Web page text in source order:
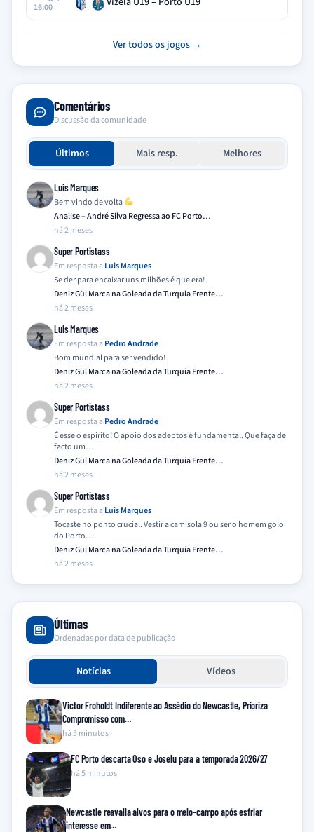
16:00
Ver todos os jogos →
Comentários
Discussão da comunidade
Últimos Mais resp. Melhores
Luis Marques
Bem vindo de volta
Analise – André Silva Regressa ao FC Porto…
há 2 meses
Super Portistass
Em resposta a Luis Marques
Se der para encaixar uns milhões é que era!
Deniz Gül Marca na Goleada da Turquia Frente…
há 2 meses
Luis Marques
Em resposta a Pedro Andrade
Bom mundial para ser vendido!
Deniz Gül Marca na Goleada da Turquia Frente…
há 2 meses
Super Portistass
Em resposta a Pedro Andrade
É esse o espírito! O apoio dos adeptos é fundamental. Que faça de
facto um…
Deniz Gül Marca na Goleada da Turquia Frente…
há 2 meses
Super Portistass
Em resposta a Luis Marques
Tocaste no ponto crucial. Vestir a camisola 9 ou ser o homem golo
do Porto…
Deniz Gül Marca na Goleada da Turquia Frente…
há 2 meses
Últimas
Ordenadas por data de publicação
Notícias Vídeos
Victor Froholdt Indiferente ao Assédio do Newcastle, Prioriza
Compromisso com…
há 5 minutos
FC Porto descarta Oso e Joselu para a temporada 2026/27
há 5 minutos
Newcastle reavalia alvos para o meio-campo após esfriar
interesse em…